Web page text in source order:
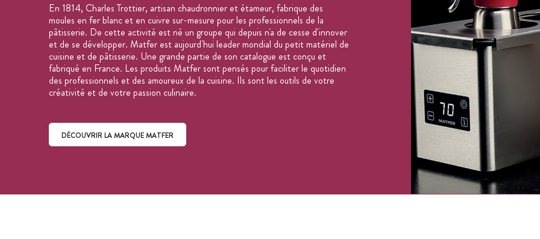
En 1814, Charles Trottier, artisan chaudronnier et étameur, fabrique des
moules en fer blanc et en cuivre sur-mesure pour les professionnels de la
pâtisserie. De cette activité est né un groupe qui depuis n'a de cesse d'innover
et de se développer. Matfer est aujourd'hui leader mondial du petit matériel de
cuisine et de pâtisserie. Une grande partie de son catalogue est conçu et
fabriqué en France. Les produits Matfer sont pensés pour faciliter le quotidien
des professionnels et des amoureux de la cuisine. Ils sont les outils de votre
créativité et de votre passion culinaire.
DÉCOUVRIR LA MARQUE MATFER